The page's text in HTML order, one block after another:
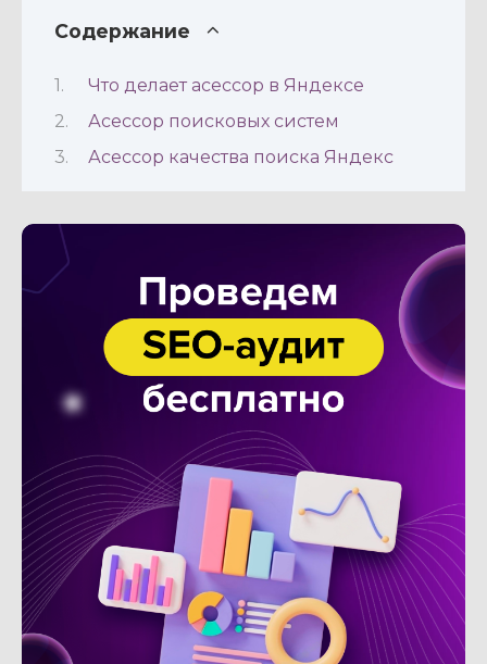
Содержание
Что делает асессор в Яндексе
Асессор поисковых систем
Асессор качества поиска Яндекс